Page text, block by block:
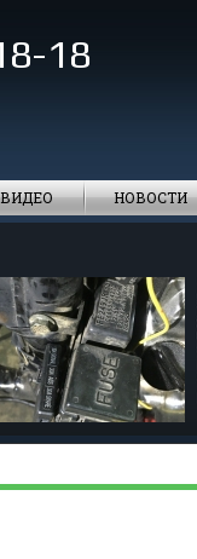
18
ВИДЕО НОВОСТИ